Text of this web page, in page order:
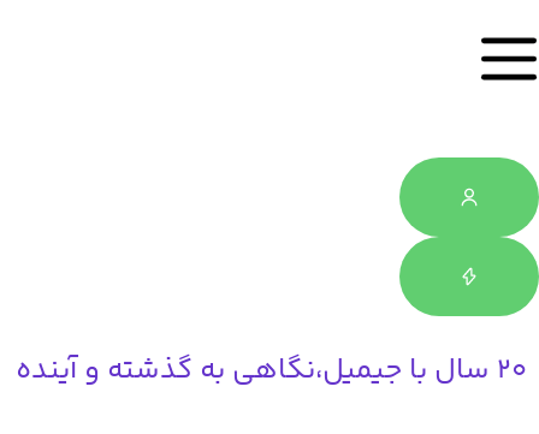
۲۰ سال با جیمیل،نگاهی به گذشته و آینده